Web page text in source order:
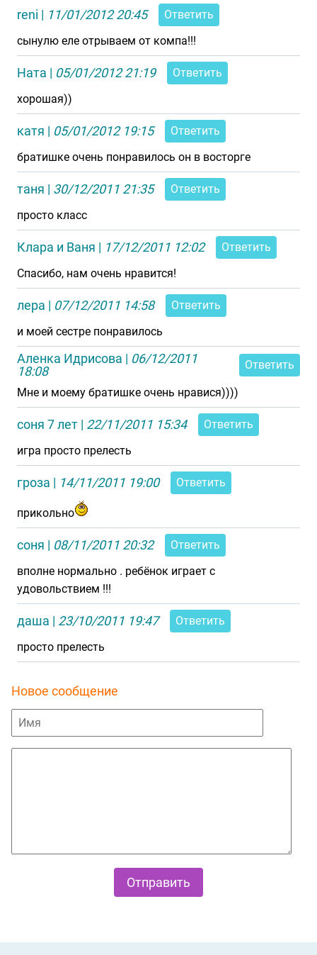
reni | 11/01/2012 20:45
Ответить
сынулю еле отрываем от компа!!!
Ната | 05/01/2012 21:19
Ответить
хорошая))
катя | 05/01/2012 19:15
Ответить
братишке очень понравилось он в восторге
таня | 30/12/2011 21:35
Ответить
просто класс
Клара и Ваня | 17/12/2011 12:02
Ответить
Спасибо, нам очень нравится!
лера | 07/12/2011 14:58
Ответить
и моей сестре понравилось
Аленка Идрисова | 06/12/2011
18:08
Ответить
Мне и моему братишке очень нравися))))
соня 7 лет | 22/11/2011 15:34
Ответить
игра просто прелесть
гроза | 14/11/2011 19:00 Ответить
прикольно
соня | 08/11/2011 20:32
Ответить
вполне нормально . ребёнок играет с
удовольствием !!!
даша | 23/10/2011 19:47
Ответить
просто прелесть
Новое сообщение